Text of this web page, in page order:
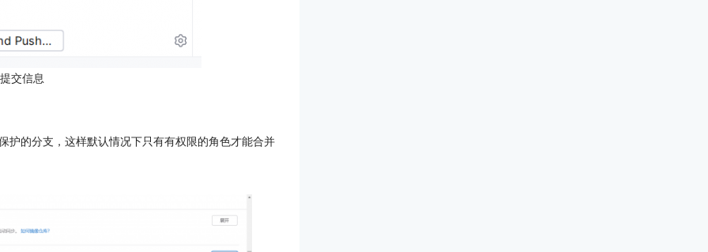
交信息
护的分支，这样默认情况下只有有权限的角色才能合并